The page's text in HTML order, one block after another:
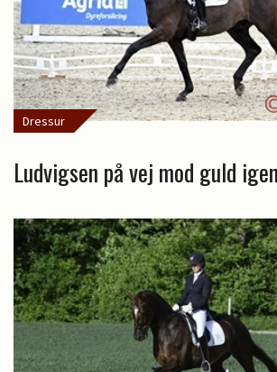
Dressur
Ludvigsen på vej mod guld igen